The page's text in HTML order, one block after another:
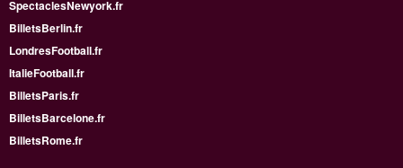
SpectaclesNewyork.fr
BilletsBerlin.fr
LondresFootball.fr
ItalieFootball.fr
BilletsParis.fr
BilletsBarcelone.fr
BilletsRome.fr